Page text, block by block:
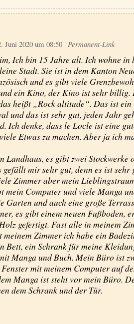
Juni 2020 um 08:50 | Permanent-Link
Ich bin 15 Jahre alt. Ich wohne in
Stadt. Sie ist in dem Kanton
und es gibt viele
ein Kino, der Kino ist sehr billig.
heißt „Rock altitude“. Das ist ein
und das ist sehr gut, jeden Jahr
Ich denke, dass le Locle ist eine
Etwas zu machen. Aber ja ich
Landhaus, es gibt zwei Stockwerke
mir sehr gut, denn es ist sehr
Zimmer aber mein
mein Computer und viele Manga
Garten und auch eine große
es gibt einem neuen Fußboden,
gefertigt. Fast alle in meinem
Zimmer ich habe ein
Bett, ein Schrank für meine
Manga und Buch. Mein Büro ist
mit meinem Computer auf
Manga ist steht vor mein Büro.
dem Schrank und der Tür.